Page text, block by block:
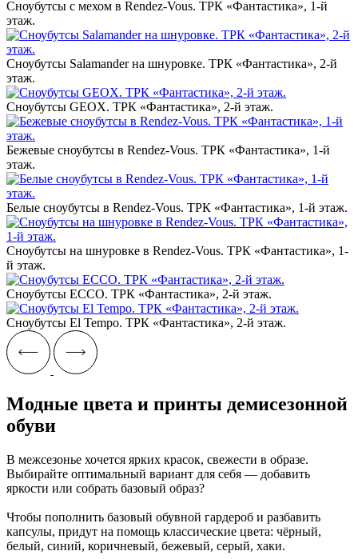
Сноубутсы c мехом в Rendez-Vous. ТРК «Фантастика», 1-й
этаж.‎
Сноубутсы Salamander на шнуровке. ТРК «Фантастика», 2-й
этаж.‎
Сноубутсы GEOX. ТРК «Фантастика», 2-й этаж.‎
Бежевые сноубутсы в Rendez-Vous. ТРК «Фантастика», 1-й
этаж.‎
Белые сноубутсы в Rendez-Vous. ТРК «Фантастика», 1-й этаж.‎
Сноубутсы на шнуровке в Rendez-Vous. ТРК «Фантастика», 1-
й этаж.‎
Сноубутсы ECCO. ТРК «Фантастика», 2-й этаж.‎
Сноубутсы El Tempo. ТРК «Фантастика», 2-й этаж.‎
Модные цвета и принты демисезонной
обуви
В межсезонье хочется ярких красок, свежести в образе.
Выбирайте оптимальный вариант для себя — добавить
яркости или собрать базовый образ?
Чтобы пополнить базовый обувной гардероб и разбавить
капсулы, придут на помощь классические цвета: чёрный,
белый, синий, коричневый, бежевый, серый, хаки.